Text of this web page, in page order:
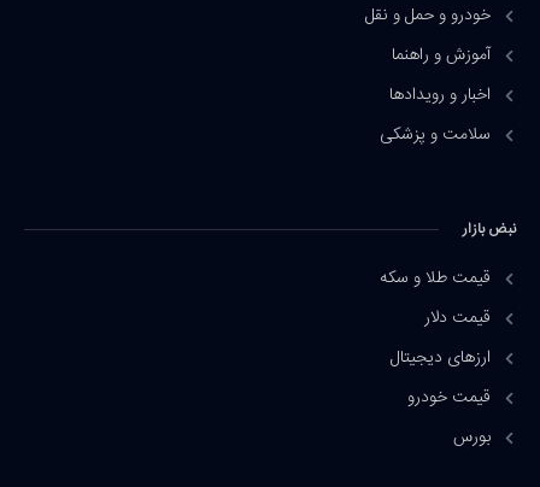
خودرو و حمل و نقل
آموزش و راهنما
اخبار و رویدادها
سلامت و پزشکی
نبض بازار
قیمت طلا و سکه
قیمت دلار
ارزهای دیجیتال
قیمت خودرو
بورس